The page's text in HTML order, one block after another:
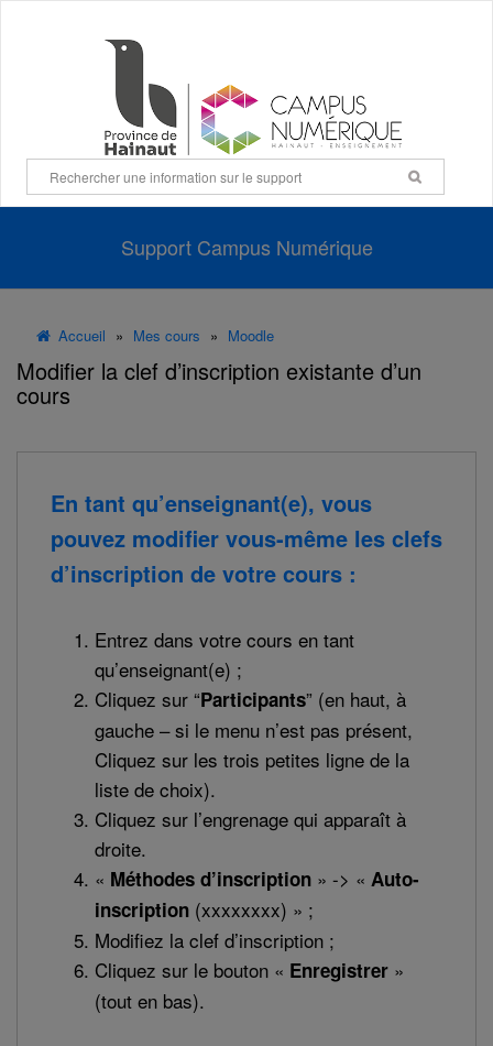
Support Campus Numérique
Accueil » Mes cours » Moodle
Modifier la clef d’inscription existante d’un
cours
En tant qu’enseignant(e), vous
pouvez modifier vous-même les clefs
d’inscription de votre cours :
Entrez dans votre cours en tant
qu’enseignant(e) ;
Cliquez sur “Participants” (en haut, à
gauche – si le menu n’est pas présent,
Cliquez sur les trois petites ligne de la
liste de choix).
Cliquez sur l’engrenage qui apparaît à
droite.
« Méthodes d’inscription » -> « Auto-
inscription (xxxxxxxx) » ;
Modifiez la clef d’inscription ;
Cliquez sur le bouton « Enregistrer »
(tout en bas).